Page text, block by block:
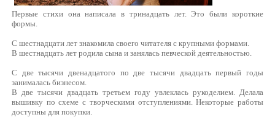
Первые стихи она написала в тринадцать лет. Это были короткие
формы.
С шестнадцати лет знакомила своего читателя с крупными формами.
В шестнадцать лет родила сына и занялась певческой деятельностью.
С две тысячи двенадцатого по две тысячи двадцать первый годы
занималась бизнесом.
В две тысячи двадцать третьем году увлеклась рукоделием. Делала
вышивку по схеме с творческими отступлениями. Некоторые работы
доступны для покупки.